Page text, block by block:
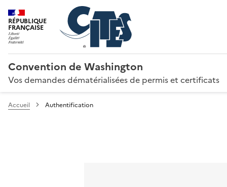
RÉPUBLIQUE
FRANÇAISE
Convention de Washington
Vos demandes dématérialisées de permis et certificats
Accueil Authentification